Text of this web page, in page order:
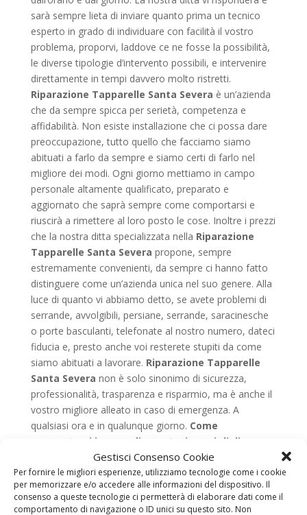
Gestisci Consenso Cookie
Per fornire le migliori esperienze, utilizziamo tecnologie come i cookie
per memorizzare e/o accedere alle informazioni del dispositivo. Il
consenso a queste tecnologie ci permetterà di elaborare dati come il
comportamento di navigazione o ID unici su questo sito. Non
sarà sempre lieta di inviare quanto prima un tecnico
esperto in grado di individuare con facilità il vostro
problema, proporvi, laddove ce ne fosse la possibilità,
le diverse tipologie d’intervento possibili, e intervenire
direttamente in tempi davvero molto ristretti.
Riparazione Tapparelle Santa Severa è un’azienda
che da sempre spicca per serietà, competenza e
affidabilità. Non esiste installazione che ci possa dare
preoccupazione, tutto quello che facciamo siamo
abituati a farlo da sempre e siamo certi di farlo nel
migliore dei modi. Ogni giorno mettiamo in campo
personale altamente qualificato, preparato e
aggiornato che saprà sempre come comportarsi e
riuscirà a rimettere al loro posto le cose. Inoltre i prezzi
che la nostra ditta specializzata nella Riparazione
Tapparelle Santa Severa propone, sempre
estremamente convenienti, da sempre ci hanno fatto
distinguere come un’azienda unica nel suo genere. Alla
luce di quanto vi abbiamo detto, se avete problemi di
serrande, avvolgibili, persiane, serrande, saracinesche
o porte basculanti, telefonate al nostro numero, dateci
fiducia e, presto anche voi resterete stupiti da come
siamo abituati a lavorare. Riparazione Tapparelle
Santa Severa non è solo sinonimo di sicurezza,
professionalità, trasparenza e risparmio, ma è anche il
vostro migliore alleato in caso di emergenza. A
qualsiasi ora e in qualunque giorno. Come
comportarsi in caso di guasto, i consigli di
riparazioni tapparelleNella maggior parte dei casi la
rottura di una persiana o di una saracinesca è dovuta o
all’usura causata dal passare del tempo e agli effetti
degli agenti atmosferici, o alla totale assenza di una